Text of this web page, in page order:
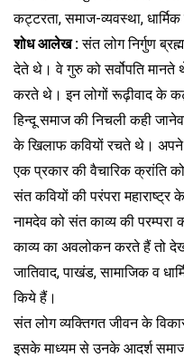
कट्टरता, समाज-व्यवस्था, धार्मिक
शोध आलेख :संत लोग निर्गुण
देते थे। वे गुरु को सर्वोपति मानते
करते थे। इन लोगों रूढ़ीवाद के
हिन्दू समाज की निचली कही
के खिलाफ कवियों रचते थे। अपने
एक प्रकार की वैचारिक क्रांति
संत कवियों की परंपरा महाराष्ट्र
नामदेव को संत काव्य की
काव्य का अवलोकन करते हैं तो
जातिवाद, पाखंड, सामाजिक व
किये हैं।
संत लोग व्यक्तिगत जीवन के
इसके माध्यम से उनके आदर्श समाज